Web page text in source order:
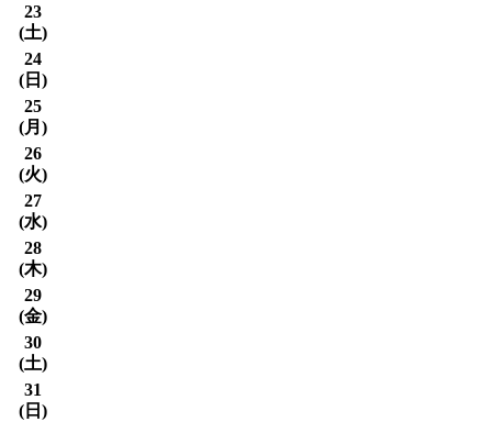
23
(土)
24
(日 )
25
(月 )
26
(火)
27
(水)
28
(木)
29
(金)
30
(土)
31
(日 )